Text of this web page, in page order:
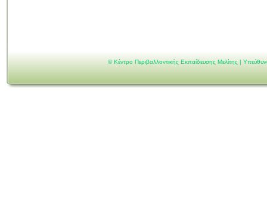
© Κέντρο Περιβαλλοντικής Εκπαίδευσης Μελίτης |